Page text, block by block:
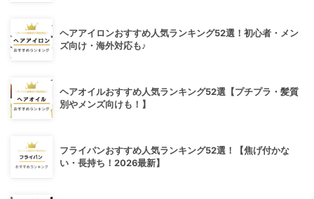
ヘアアイロンおすすめ人気ランキング52選！初心者・メン
ズ向け・海外対応も♪
ヘアオイルおすすめ人気ランキング52選【プチプラ・髪質
別やメンズ向けも！】
フライパンおすすめ人気ランキング52選！【焦げ付かな
い・長持ち！2026最新】